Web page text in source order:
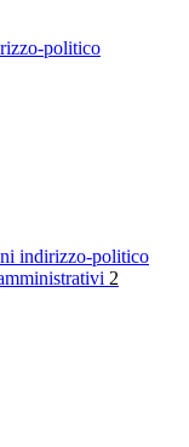
politico
indirizzo-politico
2